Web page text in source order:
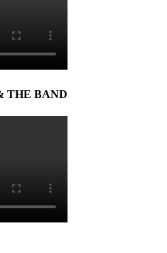
THE BAND